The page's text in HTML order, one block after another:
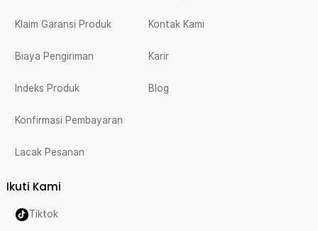
Klaim Garansi Produk
Biaya Pengiriman
Indeks Produk
Konfirmasi Pembayaran
Lacak Pesanan
Kontak Kami
Karir
Blog
Ikuti Kami
Tiktok